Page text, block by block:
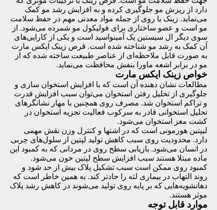
دارد از ریزش مو جلوگیری کرده و به افزایش رشد مو کمک
می‌نماید. زینک یا روی از جمله مواد معدنی مهم در حفظ سلامت
مو است و عضو ساختاری برای فولیکول مو شمرده می‌شود. از
سوی دیگر ال سیستین یک آمینواسید است و یکی از کارایی‌های
آن کمک به رشد مو شناخته شده است. قرص زینک ایکس مارت
به صورت قابل ملاحظه‌ای از عناصر طبیعت ساخته شده که از
مو در برابر اشعه ماورا بنفش محافظت می‌نماید.
خواص زینک ایکس مارت
مطالعات نشان دهنده آن است که با افزایش استخوان سازی و
جلوگیری از تحلیل رفتن استخوان می‌توان سبب افزایش قدرت
و تراکم استخوان شد. مصرف روی همچنین با مهار نشانگرهای
تحلیل استخوانی قادر به سرکوب فعالیت تجزیه استخوان در
کشت مغز استخوان می‌شود.
لیپتین هورمونی است که در اشتها و کنترل وزن نقش مهمی
دارد. محدودیت روی سبب کاهش تولید لپتین از سلول‌های چربی
در انسان می‌شود. بازیابی سطح روی در مردانی که به کمبود این
ماده مبتلا هستند سبب افزایش سطح لپتین خون می‌شود.
کمبود روی ممکن است سبب تشکیل پلاک بیش از حد شود و
روند التهاب در بیماری لثه را حادتر کند. به همین خاطر است که
دهانشویه‌هایی که بر پایه روی تولید می‌شوند در کاهش رشد پلاک
موثر هستند.
موارد قابل توجه